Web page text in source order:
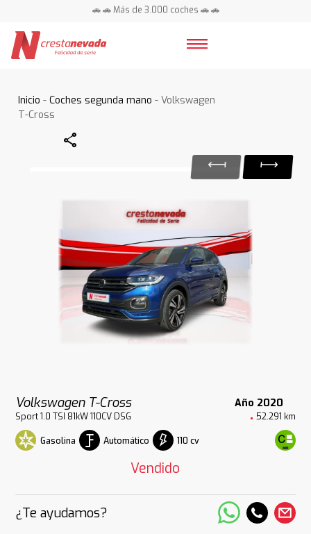
🚗 🚗 Más de 3.000 coches 🚗 🚗
Inicio -Coches segunda mano - Volkswagen
T-Cross
Share
Volkswagen T-Cross Año 2020
Sport 1.0 TSI 81kW 110CV DSG 52.291 km
Gasolina Automático 110 cv
Vendido
¿Te ayudamos?